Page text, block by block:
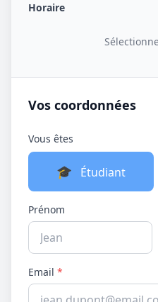
Horaire
Vos coordonnées
Vous êtes
🎓 Étudiant
Prénom
Email *